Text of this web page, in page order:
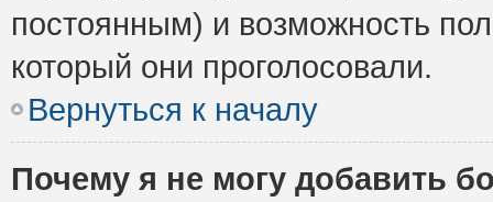
постоянным) и возможность
который они проголосовали.
Вернуться к началу
Почему я не могу добавить